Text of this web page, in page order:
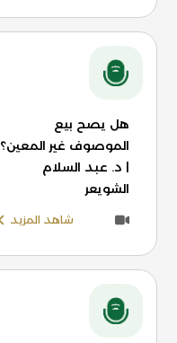
هل يصح بيع
الموصوف غير المعين؟
| د. عبد السلام
الشويعر
شاهد المزيد